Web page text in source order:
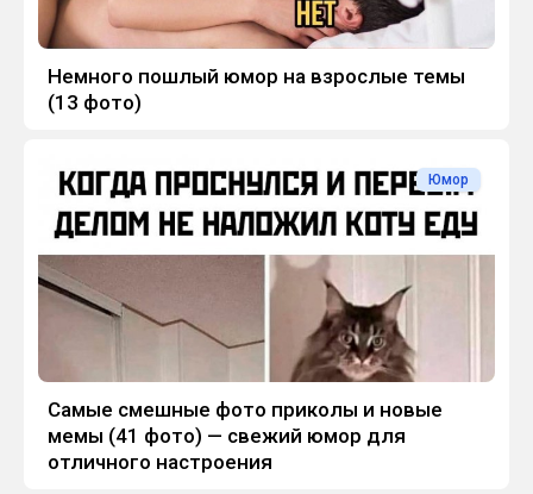
Немного пошлый юмор на взрослые темы
(13 фото)
Юмор
Самые смешные фото приколы и новые
мемы (41 фото) — свежий юмор для
отличного настроения